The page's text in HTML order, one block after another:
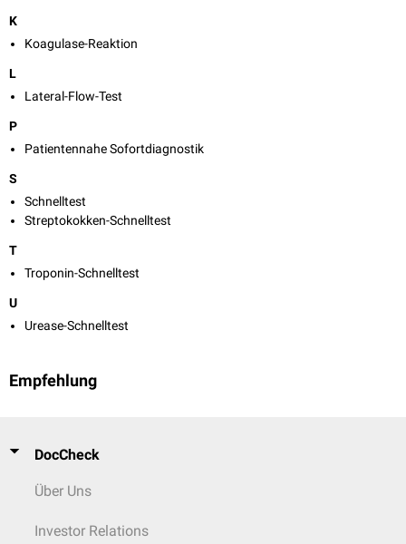
K
Koagulase-Reaktion
L
Lateral-Flow-Test
P
Patientennahe Sofortdiagnostik
S
Schnelltest
Streptokokken-Schnelltest
T
Troponin-Schnelltest
U
Urease-Schnelltest
Empfehlung
DocCheck
Über Uns
Investor Relations